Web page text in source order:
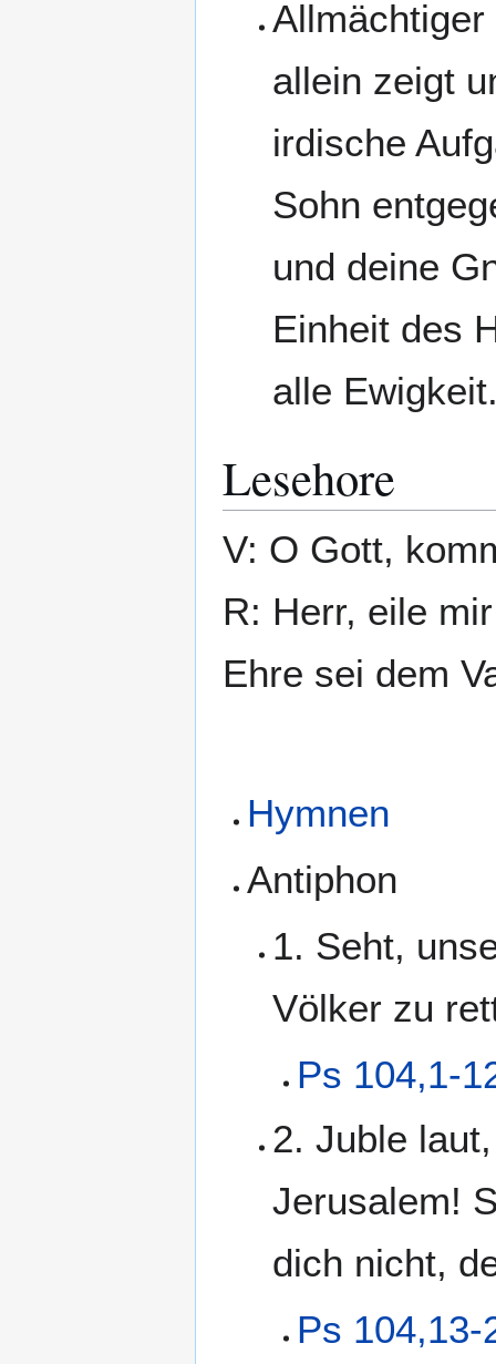
allein zeigt
irdische
Sohn
und deine
Einheit des
alle
Lesehore
V: O Gott,
R: Herr, eile
Ehre sei dem
Hymnen
Antiphon
1. Seht,
Völker zu
Ps 104,1-
2. Juble
Jerusalem!
dich nicht,
Ps 104,13-